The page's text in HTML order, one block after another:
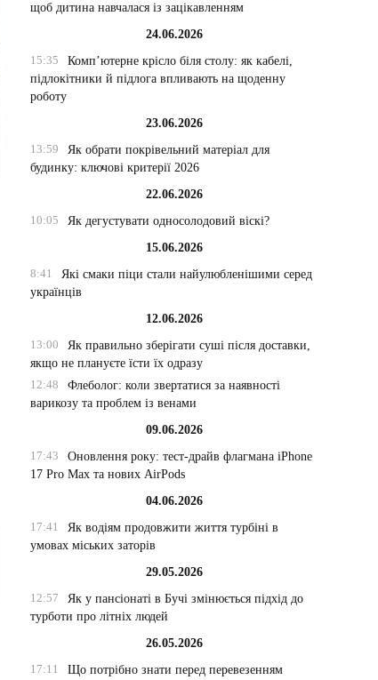
щоб дитина навчалася із зацікавленням
24.06.2026
15:35
Комп’ютерне крісло біля столу: як кабелі,
підлокітники й підлога впливають на щоденну
роботу
23.06.2026
13:59
Як обрати покрівельний матеріал для
будинку: ключові критерії 2026
22.06.2026
10:05
Як дегустувати односолодовий віскі?
15.06.2026
8:41
Які смаки піци стали найулюбленішими серед
українців
12.06.2026
13:00
Як правильно зберігати суші після доставки,
якщо не плануєте їсти їх одразу
12:48
Флеболог: коли звертатися за наявності
варикозу та проблем із венами
09.06.2026
17:43
Оновлення року: тест-драйв флагмана iPhone
17 Pro Max та нових AirPods
04.06.2026
17:41
Як водіям продовжити життя турбіні в
умовах міських заторів
29.05.2026
12:57
Як у пансіонаті в Бучі змінюється підхід до
турботи про літніх людей
26.05.2026
17:11
Що потрібно знати перед перевезенням